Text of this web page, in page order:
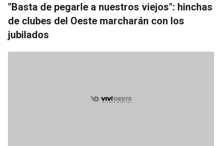
"Basta de pegarle a nuestros viejos": hinchas
de clubes del Oeste marcharán con los
jubilados